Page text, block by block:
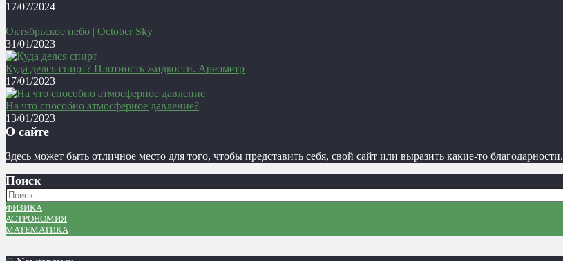
17/07/2024
Октябрьское небо | October Sky
31/01/2023
Куда делся спирт? Плотность жидкости. Ареометр
17/01/2023
На что способно атмосферное давление?
13/01/2023
О сайте
Здесь может быть отличное место для того, чтобы представить себя, свой сайт или выразить какие-то благодарности.
Поиск
ФИЗИКА
АСТРОНОМИЯ
МАТЕМАТИКА